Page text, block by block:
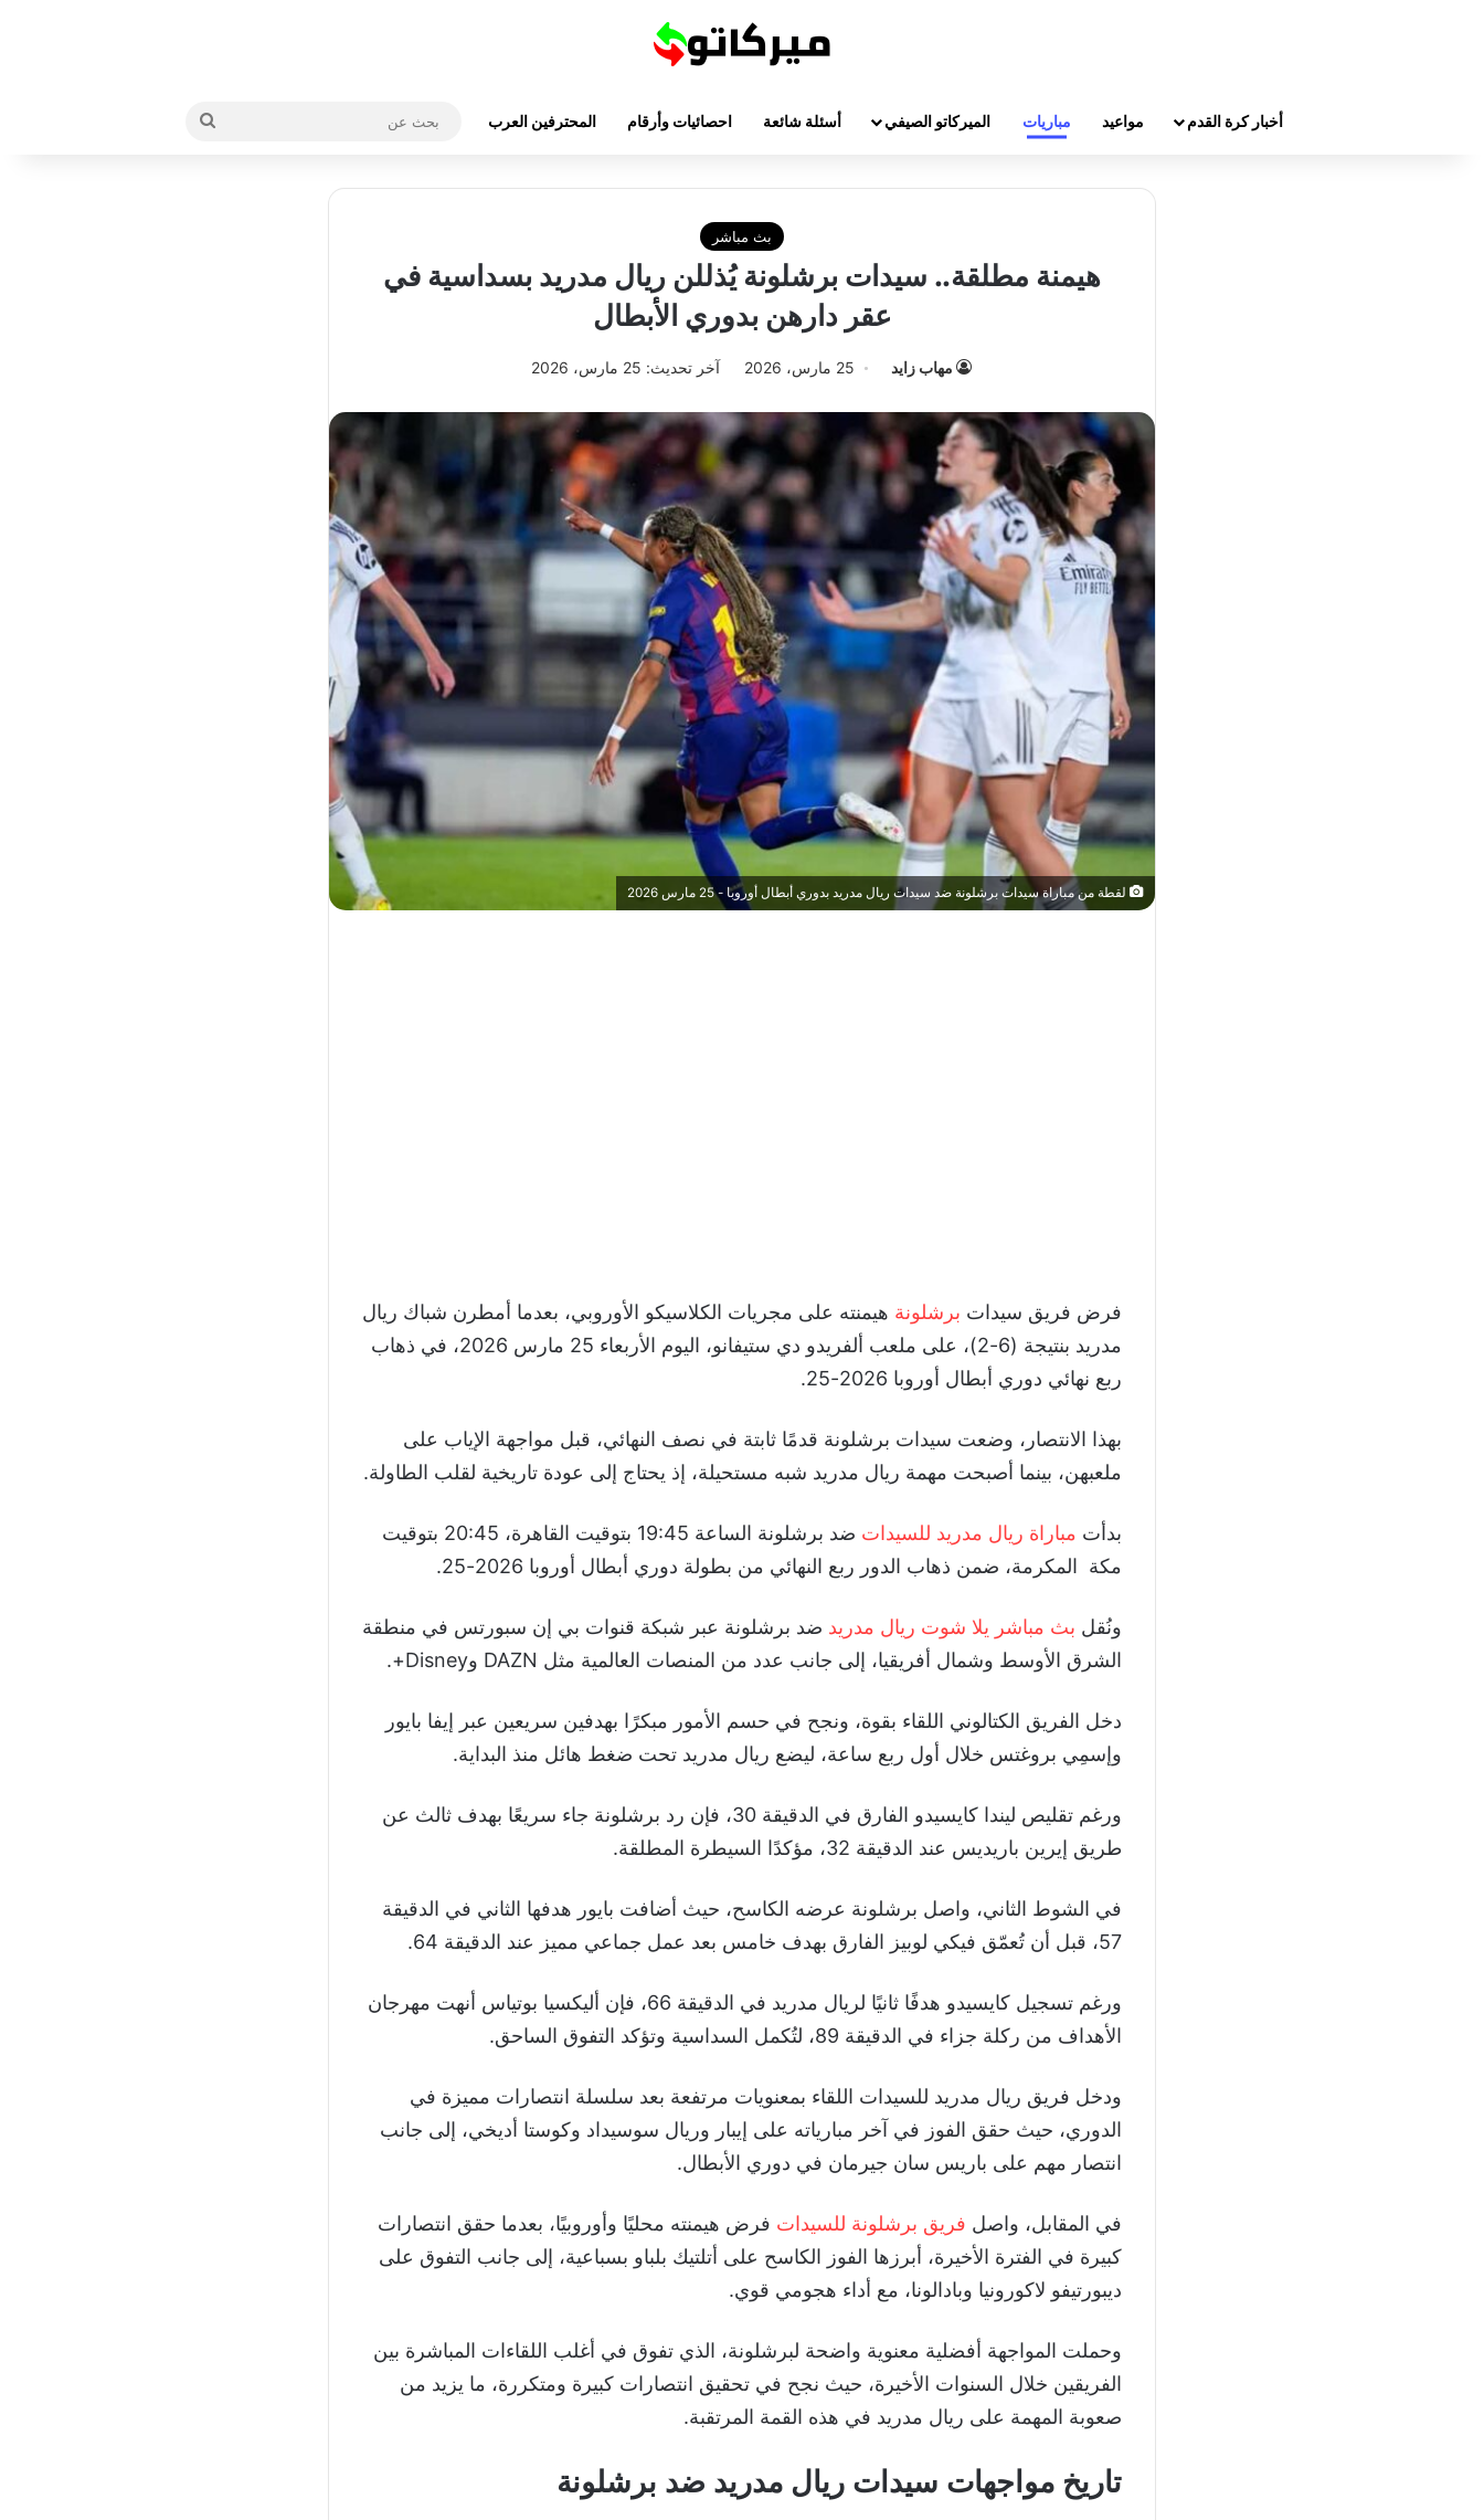
أخبار كرة القدم مواعيد مباريات الميركاتو الصيفي أسئلة شائعة احصائيات وأرقام المحترفين العرب
بث مباشر
هيمنة مطلقة.. سيدات برشلونة يُذللن ريال مدريد بسداسية في
عقر دارهن بدوري الأبطال
مهاب زايد 25 مارس، 2026 آخر تحديث: 25 مارس، 2026
لقطة من مباراة سيدات برشلونة ضد سيدات ريال مدريد بدوري أبطال أوروبا - 25 مارس 2026
فرض فريق سيدات برشلونة هيمنته على مجريات الكلاسيكو الأوروبي، بعدما أمطرن شباك ريال
مدريد بنتيجة (6-2)، على ملعب ألفريدو دي ستيفانو، اليوم الأربعاء 25 مارس 2026، في ذهاب
ربع نهائي دوري أبطال أوروبا 2026-25.
بهذا الانتصار، وضعت سيدات برشلونة قدمًا ثابتة في نصف النهائي، قبل مواجهة الإياب على
ملعبهن، بينما أصبحت مهمة ريال مدريد شبه مستحيلة، إذ يحتاج إلى عودة تاريخية لقلب الطاولة.
بدأت مباراة ريال مدريد للسيدات
ضد برشلونة الساعة 19:45 بتوقيت القاهرة، 20:45 بتوقيت
مكة المكرمة، ضمن ذهاب الدور ربع النهائي من بطولة دوري أبطال أوروبا 2026-25.
ونُقل بث مباشر يلا شوت ريال مدريد ضد برشلونة عبر شبكة قنوات بي إن سبورتس في منطقة
الشرق الأوسط وشمال أفريقيا، إلى جانب عدد من المنصات العالمية مثل DAZN وDisney+.
دخل الفريق الكتالوني اللقاء بقوة، ونجح في حسم الأمور مبكرًا بهدفين سريعين عبر إيفا بايور
وإسمِي بروغتس خلال أول ربع ساعة، ليضع ريال مدريد تحت ضغط هائل منذ البداية.
ورغم تقليص ليندا كايسيدو الفارق في الدقيقة 30، فإن رد برشلونة جاء سريعًا بهدف ثالث عن
طريق إيرين باريديس عند الدقيقة 32، مؤكدًا السيطرة المطلقة.
في الشوط الثاني، واصل برشلونة عرضه الكاسح، حيث أضافت بايور هدفها الثاني في الدقيقة
57، قبل أن تُعمّق فيكي لوبيز الفارق بهدف خامس بعد عمل جماعي مميز عند الدقيقة 64.
ورغم تسجيل كايسيدو هدفًا ثانيًا لريال مدريد في الدقيقة 66، فإن أليكسيا بوتياس أنهت مهرجان
الأهداف من ركلة جزاء في الدقيقة 89، لتُكمل السداسية وتؤكد التفوق الساحق.
ودخل فريق ريال مدريد للسيدات اللقاء بمعنويات مرتفعة بعد سلسلة انتصارات مميزة في
الدوري، حيث حقق الفوز في آخر مبارياته على إيبار وريال سوسيداد وكوستا أديخي، إلى جانب
انتصار مهم على باريس سان جيرمان في دوري الأبطال.
في المقابل، واصل فريق برشلونة للسيدات فرض هيمنته محليًا وأوروبيًا، بعدما حقق انتصارات
كبيرة في الفترة الأخيرة، أبرزها الفوز الكاسح على أتلتيك بلباو بسباعية، إلى جانب التفوق على
ديبورتيفو لاكورونيا وبادالونا، مع أداء هجومي قوي.
وحملت المواجهة أفضلية معنوية واضحة لبرشلونة، الذي تفوق في أغلب اللقاءات المباشرة بين
الفريقين خلال السنوات الأخيرة، حيث نجح في تحقيق انتصارات كبيرة ومتكررة، ما يزيد من
صعوبة المهمة على ريال مدريد في هذه القمة المرتقبة.
تاريخ مواجهات سيدات ريال مدريد ضد برشلونة